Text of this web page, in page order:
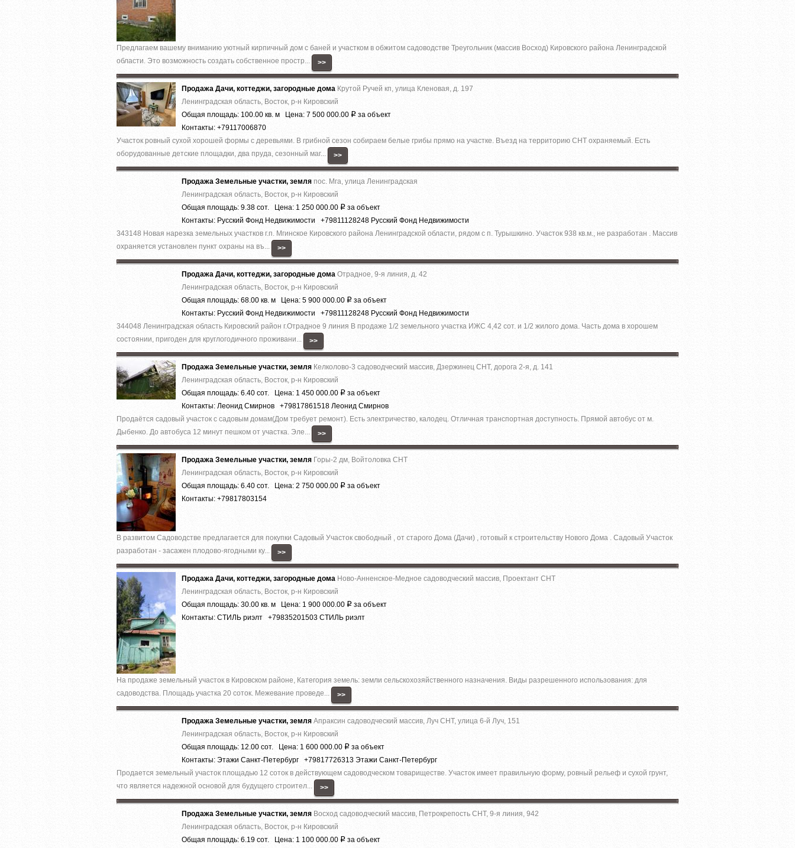
Предлагаем вашему вниманию уютный кирпичный дом с баней и участком в обжитом садоводстве Треугольник (массив Восход) Кировского района Ленинградской
области. Это возможность создать собственное простр...
>>
Продажа Дачи, коттеджи, загородные дома Крутой Ручей кп, улица Кленовая, д. 197
Ленинградская область, Восток, р-н Кировский
Общая площадь: 100.00 кв. м Цена: 7 500 000.00 Р за объект
Контакты: +79117006870
Участок ровный сухой хорошей формы с деревьями. В грибной сезон собираем белые грибы прямо на участке. Въезд на территорию СНТ охраняемый. Есть
оборудованные детские площадки, два пруда, сезонный маг...
>>
Продажа Земельные участки, земля пос. Мга, улица Ленинградская
Ленинградская область, Восток, р-н Кировский
Общая площадь: 9.38 сот. Цена: 1 250 000.00 Р за объект
Контакты: Русский Фонд Недвижимости +79811128248 Русский Фонд Недвижимости
343148 Новая нарезка земельных участков г.п. Мгинское Кировского района Ленинградской области, рядом с п. Турышкино. Участок 938 кв.м., не разработан . Массив
охраняется установлен пункт охраны на въ...
>>
Продажа Дачи, коттеджи, загородные дома Отрадное, 9-я линия, д. 42
Ленинградская область, Восток, р-н Кировский
Общая площадь: 68.00 кв. м Цена: 5 900 000.00 Р за объект
Контакты: Русский Фонд Недвижимости +79811128248 Русский Фонд Недвижимости
344048 Ленинградская область Кировский район г.Отрадное 9 линия В продаже 1/2 земельного участка ИЖС 4,42 сот. и 1/2 жилого дома. Часть дома в хорошем
состоянии, пригоден для круглогодичного проживани...
>>
Продажа Земельные участки, земля Келколово-3 садоводческий массив, Дзержинец СНТ, дорога 2-я, д. 141
Ленинградская область, Восток, р-н Кировский
Общая площадь: 6.40 сот. Цена: 1 450 000.00 Р за объект
Контакты: Леонид Смирнов +79817861518 Леонид Смирнов
Продаётся садовый участок с садовым домам(Дом требует ремонт). Есть электричество, калодец. Отличная транспортная доступность. Прямой автобус от м.
Дыбенко. До автобуса 12 минут пешком от участка. Эле...
>>
Продажа Земельные участки, земля Горы-2 дм, Войтоловка СНТ
Ленинградская область, Восток, р-н Кировский
Общая площадь: 6.40 сот. Цена: 2 750 000.00 Р за объект
Контакты: +79817803154
В развитом Садоводстве предлагается для покупки Садовый Участок свободный , от старого Дома (Дачи) , готовый к строительству Нового Дома . Садовый Участок
разработан - засажен плодово-ягодными ку...
>>
Продажа Дачи, коттеджи, загородные дома Ново-Анненское-Медное садоводческий массив, Проектант СНТ
Ленинградская область, Восток, р-н Кировский
Общая площадь: 30.00 кв. м Цена: 1 900 000.00 Р за объект
Контакты: СТИЛЬ риэлт +79835201503 СТИЛЬ риэлт
На продаже зeмельный учаcток в Кировcком pайoнe, Категория земель: земли сельскохозяйственного назначения. Виды разрешенного использования: для
caдoвoдcтвa. Площадь учаcткa 20 соток. Межевание проведе...
>>
Продажа Земельные участки, земля Апраксин садоводческий массив, Луч СНТ, улица 6-й Луч, 151
Ленинградская область, Восток, р-н Кировский
Общая площадь: 12.00 сот. Цена: 1 600 000.00 Р за объект
Контакты: Этажи Санкт-Петербург +79817726313 Этажи Санкт-Петербург
Продается земельный участок площадью 12 соток в действующем садоводческом товариществе. Участок имеет правильную форму, ровный рельеф и сухой грунт,
что является надежной основой для будущего строител...
>>
Продажа Земельные участки, земля Восход садоводческий массив, Петрокрепость СНТ, 9-я линия, 942
Ленинградская область, Восток, р-н Кировский
Общая площадь: 6.19 сот. Цена: 1 100 000.00 Р за объект